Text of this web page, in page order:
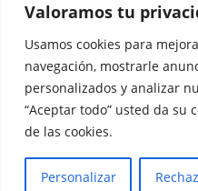
Valoramos tu
Usamos cookies para
navegación, mostrarle
personalizados y analizar
“Aceptar todo” usted da su
de las cookies.
Personalizar
Accesibilidad
Sitio